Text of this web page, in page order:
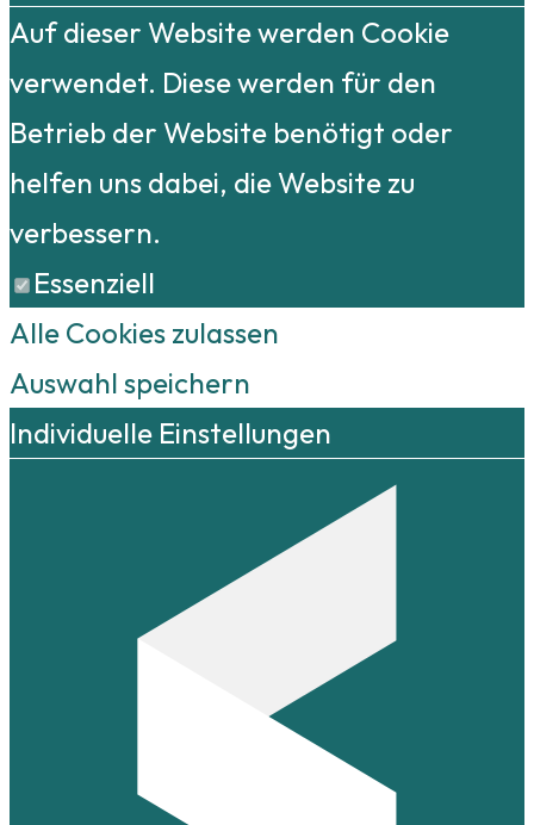
Auf dieser Website werden Cookie
verwendet. Diese werden für den
Betrieb der Website benötigt oder
helfen uns dabei, die Website zu
verbessern.
Essenziell
Alle Cookies zulassen
Auswahl speichern
Individuelle Einstellungen